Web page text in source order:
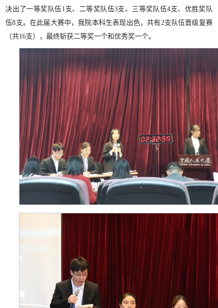
决出了一等奖队伍1支、二等奖队伍3支、三等奖队伍4支、优胜奖队
伍8支。在此届大赛中，我院本科生表现出色，共有2支队伍晋级复赛
（共16支），最终斩获二等奖一个和优秀奖一个。